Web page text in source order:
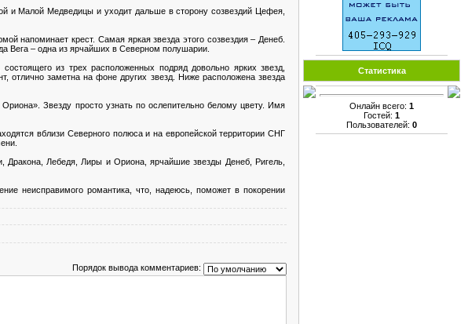
и Малой Медведицы и уходит дальше в сторону созвездий Цефея,
напоминает крест. Самая яркая звезда этого созвездия – Денеб.
Вега – одна из ярчайших в Северном полушарии.
из трех расположенных подряд довольно ярких звезд,
отлично заметна на фоне других звезд. Ниже расположена звезда
Звезду просто узнать по ослепительно белому цвету. Имя
вблизи Северного полюса и на европейской территории СНГ
Лебедя, Лиры и Ориона, ярчайшие звезды Денеб, Ригель,
неисправимого романтика, что, надеюсь, поможет в покорении
Порядок вывода комментариев:
Статистика
Онлайн всего: 1
Гостей: 1
Пользователей: 0